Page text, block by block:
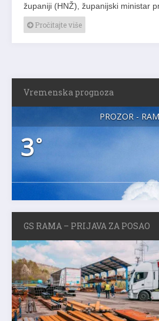
županiji (HNŽ), županijski ministar
Pročitajte više
Vremenska prognoza
PROZOR -
3°
GS RAMA – PRIJAVA ZA POSAO